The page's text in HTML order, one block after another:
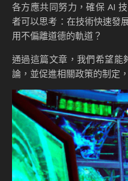
各方應共同努力，確保 AI
者可以思考：在技術快速發
用不偏離道德的軌道？
通過這篇文章，我們希望能
論，並促進相關政策的制定